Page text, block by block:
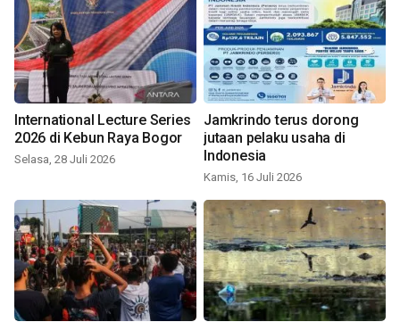
International Lecture Series
2026 di Kebun Raya Bogor
Selasa, 28 Juli 2026
Jamkrindo terus dorong
jutaan pelaku usaha di
Indonesia
Kamis, 16 Juli 2026